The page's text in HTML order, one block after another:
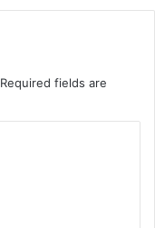
Required fields are